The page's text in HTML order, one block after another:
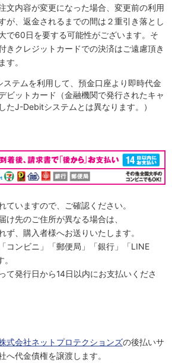
文内容が変更になった場合、変更前の利用
が、返金されるまでの間は２重引き落とし
で60日を要する可能性がございます。そ
きクレジットカードでの決済はご遠慮頂き
す。
テムを利用して、預金口座より即時代金
ビットカード（金融機関で発行されたキャ
たJ-Debitシステムとは異なります。）
ていますので、ご確認ください。
け先のご住所が異なる場合は、
ず、購入者様へお送りいたします。
コンビニ」「郵便局」「銀行」「LINE
て発行日から14日以内にお支払いくださ
式会社ネットプロテクションズの後払いサ
へ代金債権を譲渡します。